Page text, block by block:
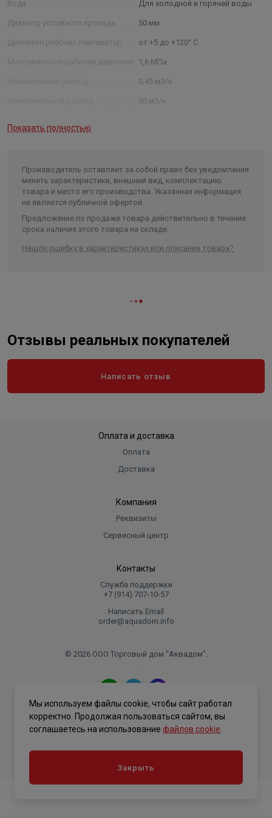
Вода Для холодной и горячей воды
Диаметр условного прохода 50 мм
Диапазон рабочих температур от +5 до +120° C
Максимальное рабочее давление 1,6 МПа
0,45 м3/ч
30 м3/ч
Присоединение к трубопроводу фланцевое
Длина в упаковке, см. 25.000
Ширина в упаковке, см. 18.000
Показать полностью
Производитель оставляет за собой право без уведомления
менять характеристики, внешний вид, комплектацию
товара и место его производства. Указанная информация
не является публичной офертой.
Предложение по продаже товара действительно в течение
срока наличия этого товара на складе.
Нашли ошибку в характеристиках или описании товара?
Отзывы реальных покупателей
Написать отзыв
Оплата и доставка
Оплата
Доставка
Компания
Реквизиты
Сервисный центр
Контакты
Служба поддержки
+7 (914) 707‑10‑57
Написать Email
order@aquadom.info
© 2026 ООО Торговый дом "Аквадом".
.
Политика конфиденциальности
Мы используем файлы cookie, чтобы сайт работал
корректно. Продолжая пользоваться сайтом, вы
соглашаетесь на использование файлов cookie
Закрыть